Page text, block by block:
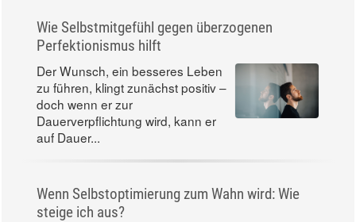
Wie Selbstmitgefühl gegen überzogenen
Perfektionismus hilft
Der Wunsch, ein besseres Leben
zu führen, klingt zunächst positiv –
doch wenn er zur
Dauerverpflichtung wird, kann er
auf Dauer...
Wenn Selbstoptimierung zum Wahn wird: Wie
steige ich aus?